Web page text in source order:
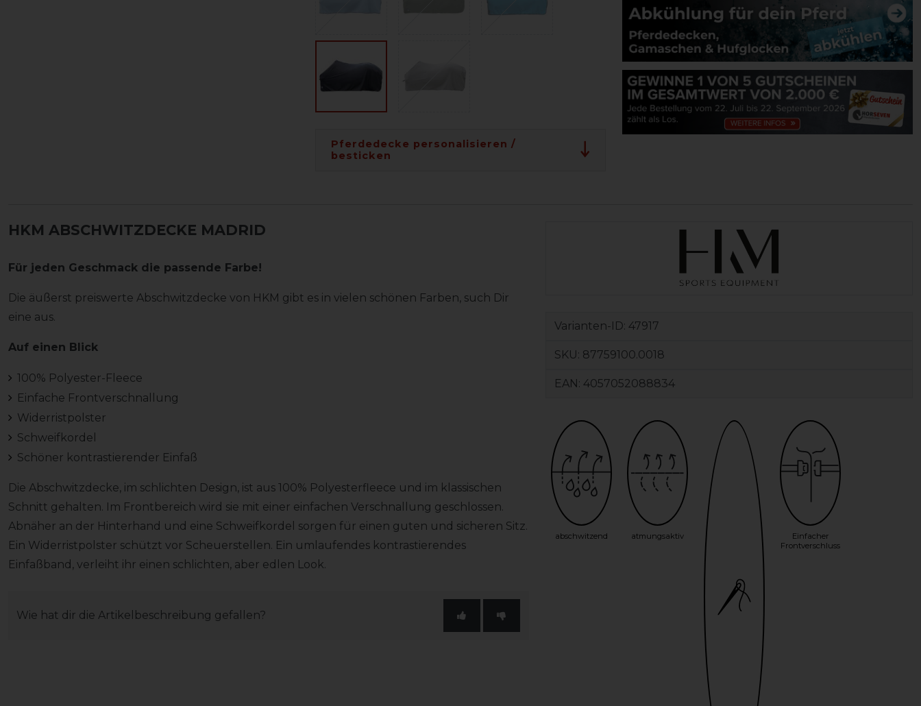
Pferdedecke personalisieren /
besticken
HKM ABSCHWITZDECKE MADRID
Für jeden Geschmack die passende Farbe!
Die äußerst preiswerte Abschwitzdecke von HKM gibt es in vielen schönen Farben, such Dir
eine aus.
Auf einen Blick
100% Polyester-Fleece
Einfache Frontverschnallung
Widerristpolster
Schweifkordel
Schöner kontrastierender Einfaß
Die Abschwitzdecke, im schlichten Design, ist aus 100% Polyesterfleece und im klassischen
Schnitt gehalten. Im Frontbereich wird sie mit einer einfachen Verschnallung geschlossen.
Abnäher an der Hinterhand und eine Schweifkordel sorgen für einen guten und sicheren Sitz.
Ein Widerristpolster schützt vor Scheuerstellen. Ein umlaufendes kontrastierendes
Einfaßband, verleiht ihr einen schlichten, aber edlen Look.
Wie hat dir die Artikelbeschreibung gefallen?
Varianten-ID: 47917
SKU: 87759100.0018
EAN: 4057052088834
abschwitzend atmungsaktiv
Einfacher
Frontverschluss